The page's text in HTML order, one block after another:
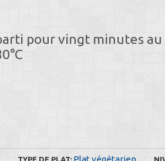
pour vingt minutes au
TYPE DE PLAT: Plat végétarien